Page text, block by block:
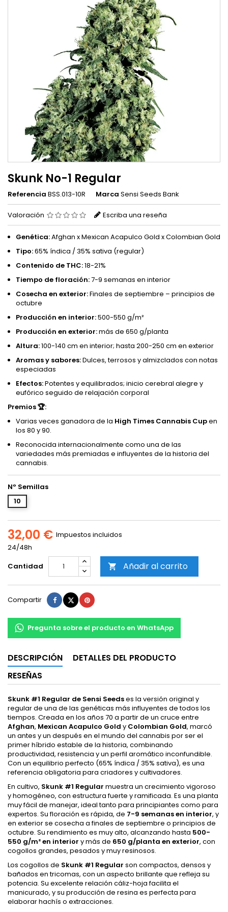
Skunk No-1 Regular
Referencia BSS.013-10R Marca Sensi Seeds Bank
Valoración Escriba una reseña
Genética:Afghan x Mexican Acapulco Gold x Colombian Gold
Tipo:65% índica / 35% sativa (regular)
Contenido de THC:18-21%
Tiempo de floración:7-9 semanas en interior
Cosecha en exterior:Finales de septiembre – principios de
octubre
Producción en interior:500-550 g/m²
Producción en exterior:más de 650 g/planta
Altura:100-140 cm en interior; hasta 200-250 cm en exterior
Aromas y sabores:Dulces, terrosos y almizclados con notas
especiadas
Efectos:Potentes y equilibrados; inicio cerebral alegre y
eufórico seguido de relajación corporal
Premios 🏆:
Varias veces ganadora de la High Times Cannabis Cupen
los 80 y 90.
Reconocida internacionalmente como una de las
variedades más premiadas e influyentes de la historia del
cannabis.
Nº Semillas
10
32,00 € Impuestos incluidos
24/48h
Cantidad
 Añadir al carrito
Compartir Compartir
TuitearPinterest
Pregunta sobre el producto en WhatsApp
DESCRIPCIÓN
DETALLES DEL PRODUCTO
RESEÑAS
Skunk #1 Regular de Sensi Seedses la versión original y
regular de una de las genéticas más influyentes de todos los
tiempos. Creada en los años 70 a partir de un cruce entre
Afghan, Mexican Acapulco Gold y Colombian Gold, marcó
un antes y un después en el mundo del cannabis por ser el
primer híbrido estable de la historia, combinando
productividad, resistencia y un perfil aromático inconfundible.
Con un equilibrio perfecto (65% índica / 35% sativa), es una
referencia obligatoria para criadores y cultivadores.
En cultivo, Skunk #1 Regular muestra un crecimiento vigoroso
y homogéneo, con estructura fuerte y ramificada. Es una planta
muy fácil de manejar, ideal tanto para principiantes como para
expertos. Su floración es rápida, de 7-9 semanas en interior, y
en exterior se cosecha a finales de septiembre o principios de
octubre. Su rendimiento es muy alto, alcanzando hasta 500-
550 g/m² en interior y más de 650 g/planta en exterior, con
cogollos grandes, pesados y muy resinosos.
Los cogollos de Skunk #1 Regular son compactos, densos y
bañados en tricomas, con un aspecto brillante que refleja su
potencia. Su excelente relación cáliz-hoja facilita el
manicurado, y su producción de resina es perfecta para
elaborar hachís o extracciones.